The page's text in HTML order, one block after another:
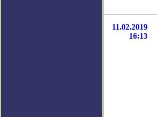
11.02.2019
16:13